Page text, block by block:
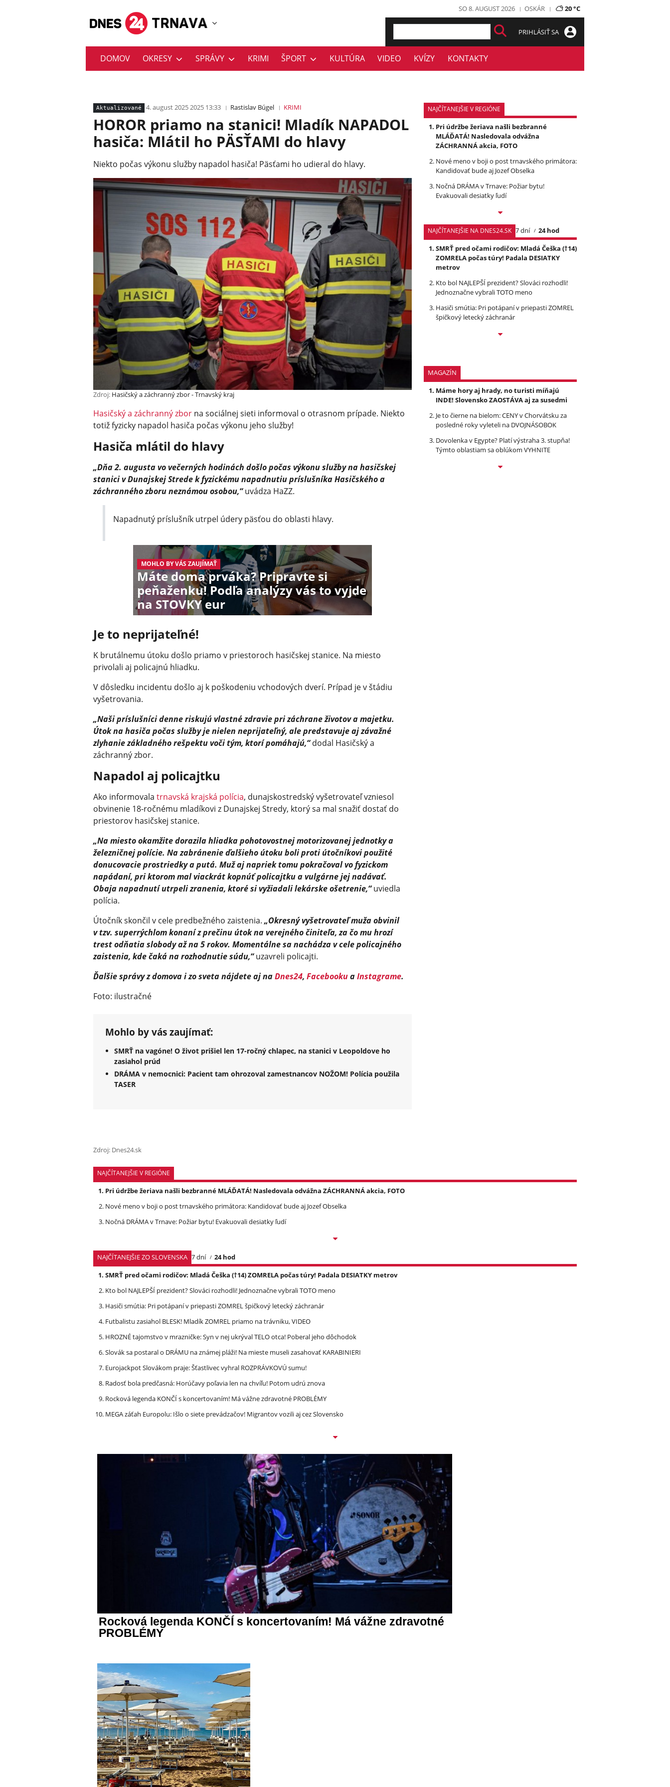
SO 8. AUGUST 2026 OSKÁR 20 °C
PRIHLÁSIŤ SA
DOMOV OKRESY SPRÁVY KRIMI ŠPORT KULTÚRA VIDEO KVÍZY KONTAKTY
Aktualizované 4. august 2025 2025 13:33 Rastislav Búgel KRIMI
HOROR priamo na stanici! Mladík NAPADOL
hasiča: Mlátil ho PÄSŤAMI do hlavy
Niekto počas výkonu služby napadol hasiča! Päsťami ho udieral do hlavy.
Zdroj: Hasičský a záchranný zbor - Trnavský kraj
Hasičský a záchranný zbor na sociálnej sieti informoval o otrasnom prípade. Niekto
totiž fyzicky napadol hasiča počas výkonu jeho služby!
Hasiča mlátil do hlavy
„Dňa 2. augusta vo večerných hodinách došlo počas výkonu služby na hasičskej
stanici v Dunajskej Strede k fyzickému napadnutiu príslušníka Hasičského a
záchranného zboru neznámou osobou,“uvádza HaZZ.
Napadnutý príslušník utrpel údery päsťou do oblasti hlavy.
MOHLO BY VÁS ZAUJÍMAŤ
Máte doma prváka? Pripravte si
peňaženku! Podľa analýzy vás to vyjde
na STOVKY eur
Je to neprijateľné!
K brutálnemu útoku došlo priamo v priestoroch hasičskej stanice. Na miesto
privolali aj policajnú hliadku.
V dôsledku incidentu došlo aj k poškodeniu vchodových dverí. Prípad je v štádiu
vyšetrovania.
„Naši príslušníci denne riskujú vlastné zdravie pri záchrane životov a majetku.
Útok na hasiča počas služby je nielen neprijateľný, ale predstavuje aj závažné
zlyhanie základného rešpektu voči tým, ktorí pomáhajú,“dodal Hasičský a
záchranný zbor.
Napadol aj policajtku
Ako informovala trnavská krajská polícia, dunajskostredský vyšetrovateľ vzniesol
obvinenie 18-ročnému mladíkovi z Dunajskej Stredy, ktorý sa mal snažiť dostať do
priestorov hasičskej stanice.
„Na miesto okamžite dorazila hliadka pohotovostnej motorizovanej jednotky a
železničnej polície. Na zabránenie ďalšieho útoku boli proti útočníkovi použité
donucovacie prostriedky a putá. Muž aj napriek tomu pokračoval vo fyzickom
napádaní, pri ktorom mal viackrát kopnúť policajtku a vulgárne jej nadávať.
Obaja napadnutí utrpeli zranenia, ktoré si vyžiadali lekárske ošetrenie,“uviedla
polícia.
Útočník skončil v cele predbežného zaistenia. „Okresný vyšetrovateľ muža obvinil
v tzv. superrýchlom konaní z prečinu útok na verejného činiteľa, za čo mu hrozí
trest odňatia slobody až na 5 rokov. Momentálne sa nachádza v cele policajného
zaistenia, kde čaká na rozhodnutie súdu,“uzavreli policajti.
Ďalšie správy z domova i zo sveta nájdete aj naDnes24, FacebookuaInstagrame.
Foto: ilustračné
Mohlo by vás zaujímať:
SMRŤ na vagóne! O život prišiel len 17-ročný chlapec, na stanici v Leopoldove ho
zasiahol prúd
DRÁMA v nemocnici: Pacient tam ohrozoval zamestnancov NOŽOM! Polícia použila
TASER
Zdroj: Dnes24.sk
NAJČÍTANEJŠIE V REGIÓNE
Pri údržbe žeriava našli bezbranné
MLÁĎATÁ! Nasledovala odvážna
ZÁCHRANNÁ akcia, FOTO
Nové meno v boji o post trnavského primátora:
Kandidovať bude aj Jozef Obselka
Nočná DRÁMA v Trnave: Požiar bytu!
Evakuovali desiatky ľudí
NAJČÍTANEJŠIE NA DNES24.SK 7 dní
24 hod
SMRŤ pred očami rodičov: Mladá Češka (†14)
ZOMRELA počas túry! Padala DESIATKY
metrov
Kto bol NAJLEPŠÍ prezident? Slováci rozhodli!
Jednoznačne vybrali TOTO meno
Hasiči smútia: Pri potápaní v priepasti ZOMREL
špičkový letecký záchranár
MAGAZÍN
Máme hory aj hrady, no turisti míňajú
INDE! Slovensko ZAOSTÁVA aj za susedmi
Je to čierne na bielom: CENY v Chorvátsku za
posledné roky vyleteli na DVOJNÁSOBOK
Dovolenka v Egypte? Platí výstraha 3. stupňa!
Týmto oblastiam sa oblúkom VYHNITE
NAJČÍTANEJŠIE V REGIÓNE
Pri údržbe žeriava našli bezbranné MLÁĎATÁ! Nasledovala odvážna ZÁCHRANNÁ akcia, FOTO
Nové meno v boji o post trnavského primátora: Kandidovať bude aj Jozef Obselka
Nočná DRÁMA v Trnave: Požiar bytu! Evakuovali desiatky ľudí
NAJČÍTANEJŠIE ZO SLOVENSKA 7 dní
24 hod
SMRŤ pred očami rodičov: Mladá Češka (†14) ZOMRELA počas túry! Padala DESIATKY metrov
Kto bol NAJLEPŠÍ prezident? Slováci rozhodli! Jednoznačne vybrali TOTO meno
Hasiči smútia: Pri potápaní v priepasti ZOMREL špičkový letecký záchranár
Futbalistu zasiahol BLESK! Mladík ZOMREL priamo na trávniku, VIDEO
HROZNÉ tajomstvo v mrazničke: Syn v nej ukrýval TELO otca! Poberal jeho dôchodok
Slovák sa postaral o DRÁMU na známej pláži! Na mieste museli zasahovať KARABINIERI
Eurojackpot Slovákom praje: Šťastlivec vyhral ROZPRÁVKOVÚ sumu!
Radosť bola predčasná: Horúčavy poľavia len na chvíľu! Potom udrú znova
Rocková legenda KONČÍ s koncertovaním! Má vážne zdravotné PROBLÉMY
MEGA záťah Europolu: Išlo o siete prevádzačov! Migrantov vozili aj cez Slovensko
Rocková legenda KONČÍ s koncertovaním! Má vážne zdravotné
PROBLÉMY